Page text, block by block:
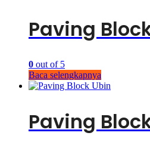
Paving
0 out of 5
Baca selengkapnya
Paving